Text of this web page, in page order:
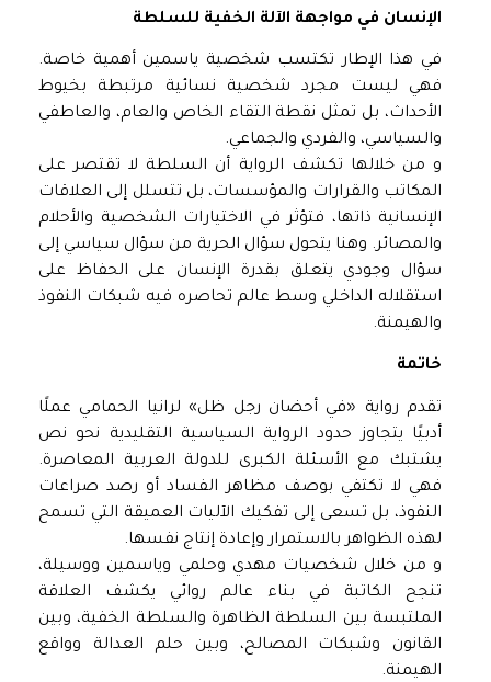
الإنسان في مواجهة الآلة الخفية للسلطة
في هذا الإطار تكتسب شخصية ياسمين أهمية خاصة.
فهي ليست مجرد شخصية نسائية مرتبطة بخيوط
الأحداث، بل تمثل نقطة التقاء الخاص والعام، والعاطفي
والسياسي، والفردي والجماعي.
و من خلالها تكشف الرواية أن السلطة لا تقتصر على
المكاتب والقرارات والمؤسسات، بل تتسلل إلى العلاقات
الإنسانية ذاتها، فتؤثر في الاختيارات الشخصية والأحلام
والمصائر. وهنا يتحول سؤال الحرية من سؤال سياسي إلى
سؤال وجودي يتعلق بقدرة الإنسان على الحفاظ على
استقلاله الداخلي وسط عالم تحاصره فيه شبكات النفوذ
والهيمنة.
خاتمة
تقدم رواية «في أحضان رجل ظل» لرانيا الحمامي عملًا
أدبيًا يتجاوز حدود الرواية السياسية التقليدية نحو نص
يشتبك مع الأسئلة الكبرى للدولة العربية المعاصرة.
فهي لا تكتفي بوصف مظاهر الفساد أو رصد صراعات
النفوذ، بل تسعى إلى تفكيك الآليات العميقة التي تسمح
لهذه الظواهر بالاستمرار وإعادة إنتاج نفسها.
و من خلال شخصيات مهدي وحلمي وياسمين ووسيلة،
تنجح الكاتبة في بناء عالم روائي يكشف العلاقة
الملتبسة بين السلطة الظاهرة والسلطة الخفية، وبين
القانون وشبكات المصالح، وبين حلم العدالة وواقع
الهيمنة.